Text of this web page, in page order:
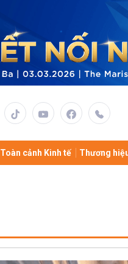
Toàn cảnh Kinh tế Thương